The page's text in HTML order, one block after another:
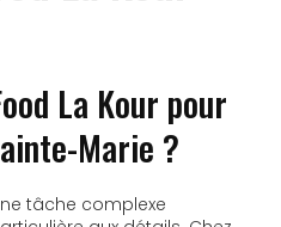
La Kour pour
Marie ?
tâche complexe